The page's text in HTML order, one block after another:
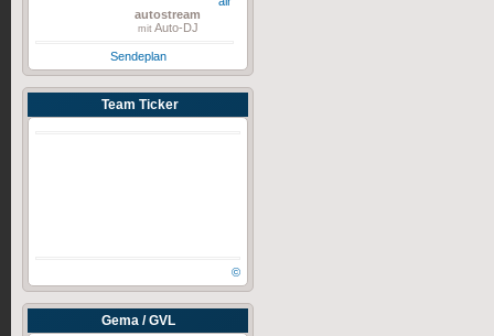
autostream
mitAuto-DJ
Sendeplan
Team Ticker
©
Gema / GVL